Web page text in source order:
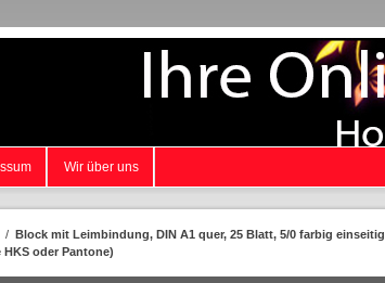
Wir über uns
/ Block mit Leimbindung, DIN A1 quer, 25 Blatt, 5/0 farbig einseitig
oder Pantone)